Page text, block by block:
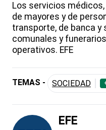
Los servicios
de mayores y de
transporte, de banca y
comunales y
operativos. EFE
TEMAS - SOCIEDAD
EFE